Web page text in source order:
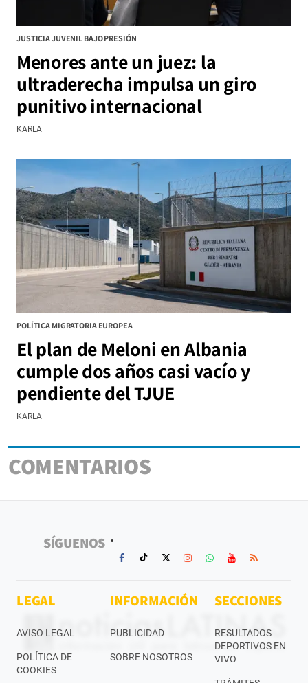
JUSTICIA JUVENIL BAJO PRESIÓN
Menores ante un juez: la
ultraderecha impulsa un giro
punitivo internacional
KARLA
POLÍTICA MIGRATORIA EUROPEA
El plan de Meloni en Albania
cumple dos años casi vacío y
pendiente del TJUE
KARLA
COMENTARIOS
SÍGUENOS
LEGAL
AVISO LEGAL
POLÍTICA DE
COOKIES
INFORMACIÓN
PUBLICIDAD
SOBRE NOSOTROS
SECCIONES
RESULTADOS
DEPORTIVOS EN
VIVO